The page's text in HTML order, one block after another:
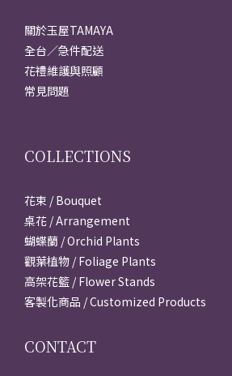
關於玉屋TAMAYA
全台／急件配送
花禮維護與照顧
常見問題
COLLECTIONS
花束 / Bouquet
桌花 / Arrangement
蝴蝶蘭 / Orchid Plants
觀葉植物 / Foliage Plants
高架花籃 / Flower Stands
客製化商品 / Customized Products
CONTACT